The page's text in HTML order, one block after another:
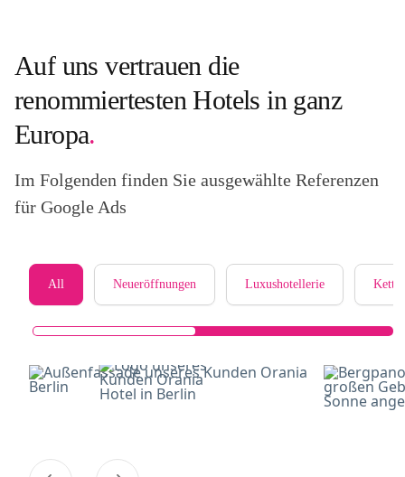
Auf uns vertrauen die
renommiertesten Hotels in ganz
Europa.
Im Folgenden finden Sie ausgewählte Referenzen
für Google Ads
All Neueröffnungen Luxushotellerie